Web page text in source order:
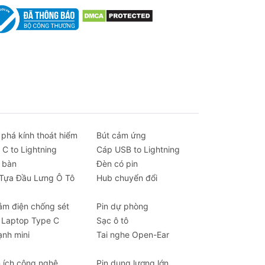
phá kính thoát hiểm
Bút cảm ứng
C to Lightning
Cáp USB to Lightning
Đèn có pin
Đầu Lưng Ô Tô
Hub chuyển đổi
điện chống sét
Pin dự phòng
Type C
Sạc ô tô
mini
Tai nghe Open-Ear
ích công nghệ Pin dung lượng lớn